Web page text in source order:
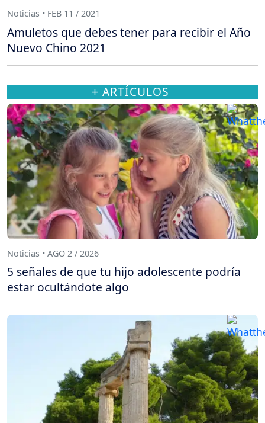
Noticias • FEB 11 / 2021
Amuletos que debes tener para recibir el Año
Nuevo Chino 2021
+ ARTÍCULOS
Noticias • AGO 2 / 2026
5 señales de que tu hijo adolescente podría
estar ocultándote algo